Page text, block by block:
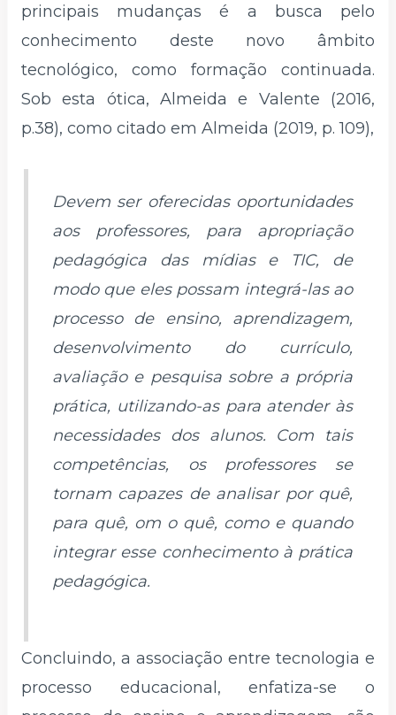
principais mudanças é a busca pelo
conhecimento deste novo âmbito
tecnológico, como formação continuada.
Sob esta ótica, Almeida e Valente (2016,
p.38), como citado em Almeida (2019, p. 109),
Devem ser oferecidas oportunidades
aos professores, para apropriação
pedagógica das mídias e TIC, de
modo que eles possam integrá-las ao
processo de ensino, aprendizagem,
desenvolvimento do currículo,
avaliação e pesquisa sobre a própria
prática, utilizando-as para atender às
necessidades dos alunos. Com tais
competências, os professores se
tornam capazes de analisar por quê,
para quê, om o quê, como e quando
integrar esse conhecimento à prática
pedagógica.
Concluindo, a associação entre tecnologia e
processo educacional, enfatiza-se o